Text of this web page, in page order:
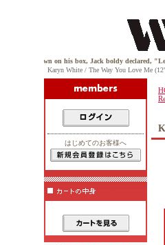
down on his box, Jack boldy declared, "Let
Karyn White / The Way You Love Me
はじめてのお客様へ